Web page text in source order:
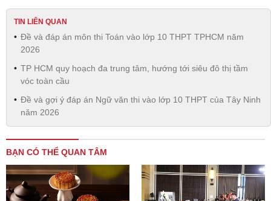
TIN LIÊN QUAN
Đề và đáp án môn thi Toán vào lớp 10 THPT TPHCM năm
2026
TP HCM quy hoạch đa trung tâm, hướng tới siêu đô thị tầm
vóc toàn cầu
Đề và gợi ý đáp án Ngữ văn thi vào lớp 10 THPT của Tây Ninh
năm 2026
BẠN CÓ THỂ QUAN TÂM